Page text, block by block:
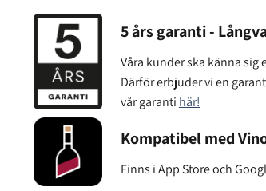
5 års garanti -
Våra kunder ska känna sig
Därför erbjuder vi en
vår garanti här!
Kompatibel med
Finns i App Store och